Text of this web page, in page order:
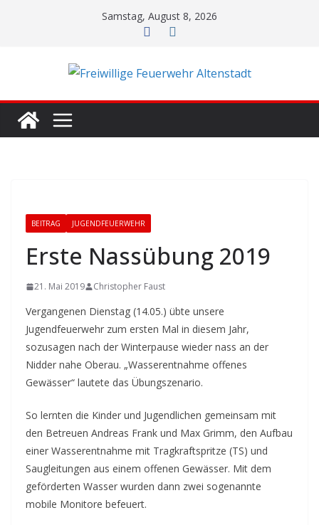
Samstag, August 8, 2026
BEITRAG JUGENDFEUERWEHR
Erste Nassübung 2019
21. Mai 2019 Christopher Faust
Vergangenen Dienstag (14.05.) übte unsere
Jugendfeuerwehr zum ersten Mal in diesem Jahr,
sozusagen nach der Winterpause wieder nass an der
Nidder nahe Oberau. „Wasserentnahme offenes
Gewässer“ lautete das Übungszenario.
So lernten die Kinder und Jugendlichen gemeinsam mit
den Betreuen Andreas Frank und Max Grimm, den Aufbau
einer Wasserentnahme mit Tragkraftspritze (TS) und
Saugleitungen aus einem offenen Gewässer. Mit dem
geförderten Wasser wurden dann zwei sogenannte
mobile Monitore befeuert.